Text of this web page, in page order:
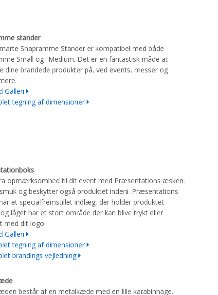
stander
Snapramme Stander er kompatibel med både
Small og -Medium. Det er en fantastisk måde at
dine brandede produkter på, ved events, messer og
Galleri
tegning af dimensioner
opmærksomhed til dit event med Præsentations æsken.
og beskytter også produktet indeni. Præsentations
et specialfremstillet indlæg, der holder produktet
låget har et stort område der kan blive trykt eller
med dit logo.
Galleri
tegning af dimensioner
brandings vejledning
består af en metalkæde med en lille karabinhage.